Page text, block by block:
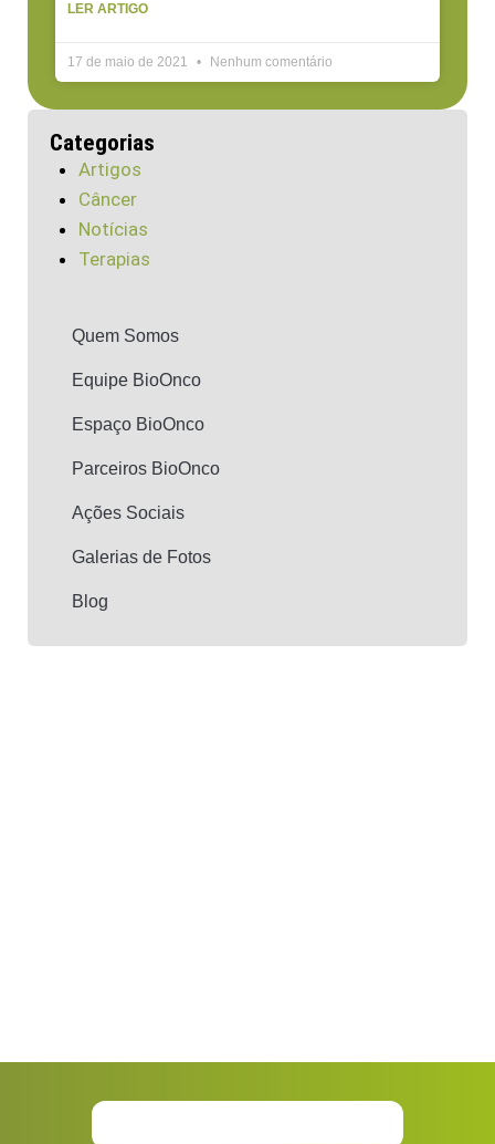
LER ARTIGO
17 de maio de 2021 Nenhum comentário
Categorias
Artigos
Câncer
Notícias
Terapias
Quem Somos
Equipe BioOnco
Espaço BioOnco
Parceiros BioOnco
Ações Sociais
Galerias de Fotos
Blog